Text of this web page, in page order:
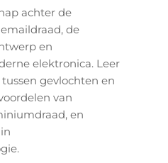
achter de
de
en
elektronica. Leer
gevlochten en
van
en